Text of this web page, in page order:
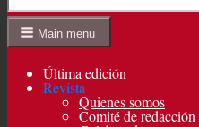
Main menu
Última edición
Revista
Quienes somos
Comité de redacción